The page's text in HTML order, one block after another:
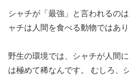
シャチが「最強」と言われるの
ャチは人間を食べる動物ではあり
野生の環境では、シャチが人間
は極めて稀なんです。 むしろ、